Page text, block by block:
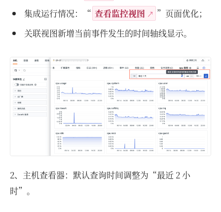
集成运行情况：“ 查看监控视图
”页面优化；
关联视图新增当前事件发生的时间轴线显示。
2、主机查看器：默认查询时间调整为“最近 2 小
时”。